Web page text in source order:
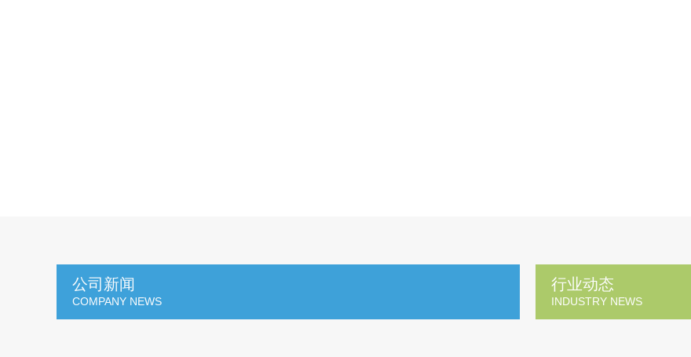
公司新闻
COMPANY NEWS
行业动态
INDUSTRY NEWS